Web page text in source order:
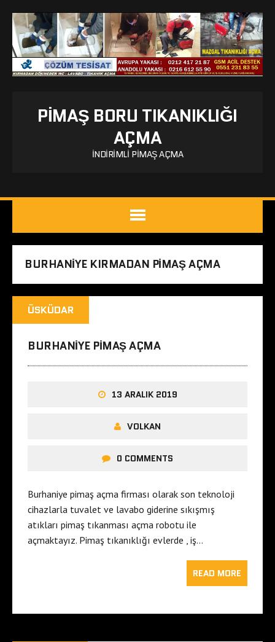
PIMAŞ BORU TIKANIKLIĞI
AÇMA
İNDIRIMLI PIMAŞ AÇMA
BURHANIYE KIRMADAN PIMAŞ AÇMA
ÜSKÜDAR
BURHANIYE PIMAŞ AÇMA
13 ARALIK 2019
VOLKAN
0 COMMENTS
Burhaniye pimaş açma firması olarak son teknoloji
cihazlarla tuvalet ve lavabo giderine sıkışmış
atıkları pimaş tıkanması açma robotu ile
açmaktayız. Pimaş tıkanıklığı evlerde , iş…
READ MORE